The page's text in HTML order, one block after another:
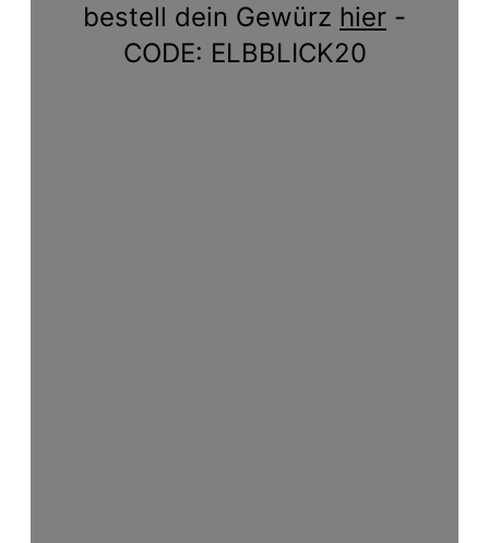
bestell dein Gewürz hier -
CODE: ELBBLICK20